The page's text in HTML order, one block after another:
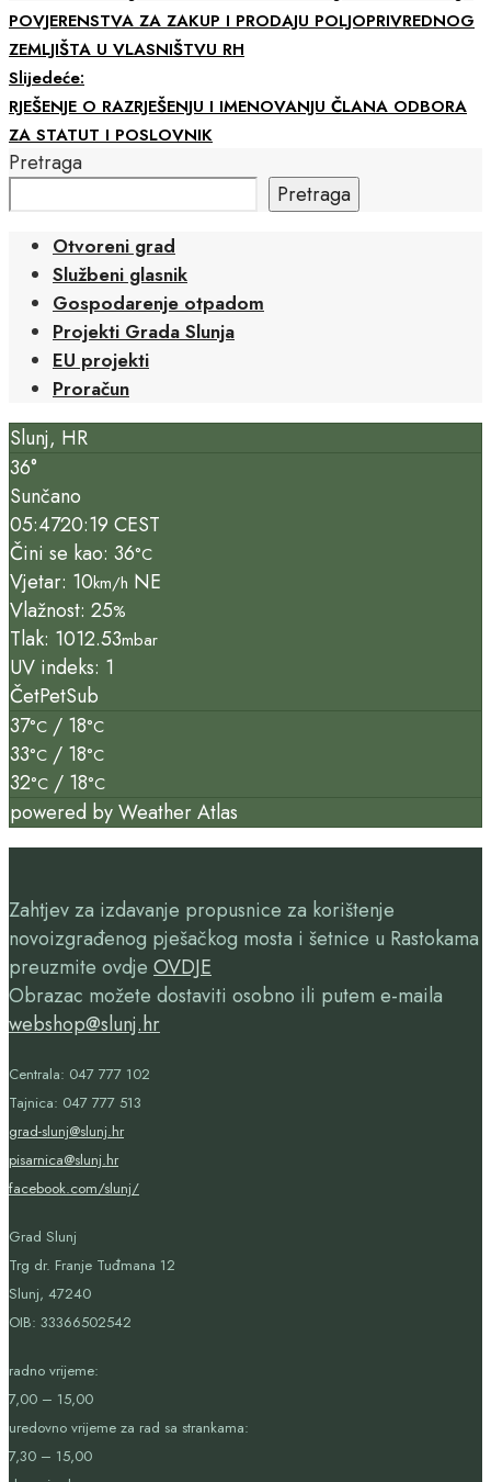
POVJERENSTVA ZA ZAKUP I PRODAJU POLJOPRIVREDNOG
ZEMLJIŠTA U VLASNIŠTVU RH
Slijedeće:
RJEŠENJE O RAZRJEŠENJU I IMENOVANJU ČLANA ODBORA
ZA STATUT I POSLOVNIK
Pretraga
Pretraga
Otvoreni grad
Službeni glasnik
Gospodarenje otpadom
Projekti Grada Slunja
EU projekti
Proračun
Slunj, HR
36°
Sunčano
05:4720:19 CEST
Čini se kao: 36°C
Vjetar: 10km/h NE
Vlažnost: 25%
Tlak: 1012.53mbar
UV indeks: 1
ČetPetSub
37°C / 18°C
33°C / 18°C
32°C / 18°C
powered byWeather Atlas
Zahtjev za izdavanje propusnice za korištenje
novoizgrađenog pješačkog mosta i šetnice u Rastokama
preuzmite ovdje OVDJE
Obrazac možete dostaviti osobno ili putem e-maila
webshop@slunj.hr
Centrala: 047 777 102
Tajnica: 047 777 513
grad-slunj@slunj.hr
pisarnica@slunj.hr
facebook.com/slunj/
Grad Slunj
Trg dr. Franje Tuđmana 12
Slunj, 47240
OIB: 33366502542
radno vrijeme:
7,00 – 15,00
uredovno vrijeme za rad sa strankama:
7,30 – 15,00